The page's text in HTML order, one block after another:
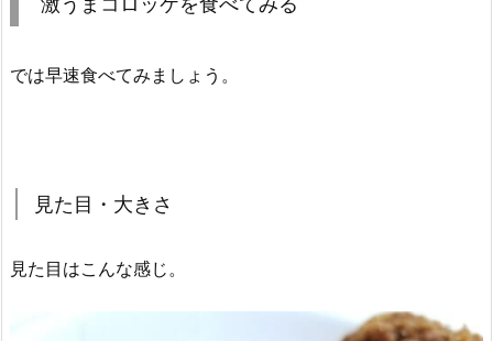
では早速食べてみましょう。
見た目・大きさ
見た目はこんな感じ。